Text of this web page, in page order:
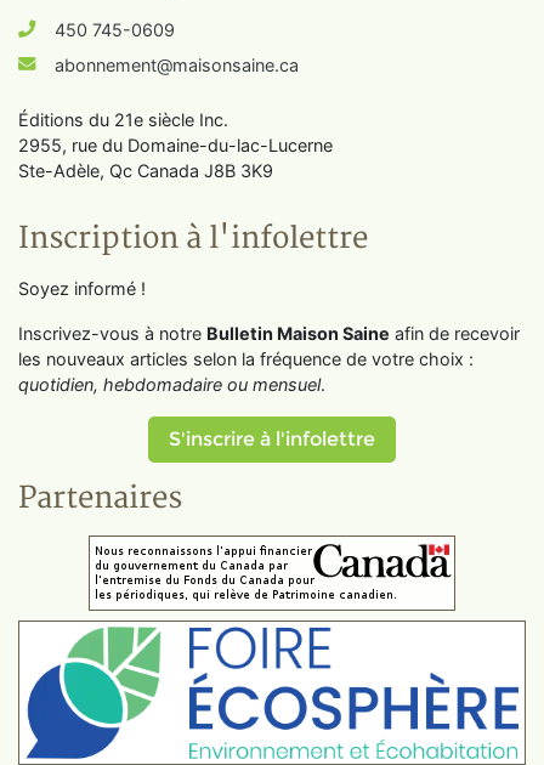
450 745-0609
abonnement@maisonsaine.ca
Éditions du 21e siècle Inc.
2955, rue du Domaine-du-lac-Lucerne
Ste-Adèle, Qc Canada J8B 3K9
Inscription à l'infolettre
Soyez informé !
Inscrivez-vous à notre Bulletin Maison Saine afin de recevoir
les nouveaux articles selon la fréquence de votre choix :
quotidien, hebdomadaire ou mensuel.
S'inscrire à l'infolettre
Partenaires